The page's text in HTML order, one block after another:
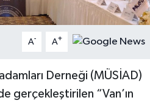
A- A+
Derneği (MÜSİAD)
gerçekleştirilen “Van’ın